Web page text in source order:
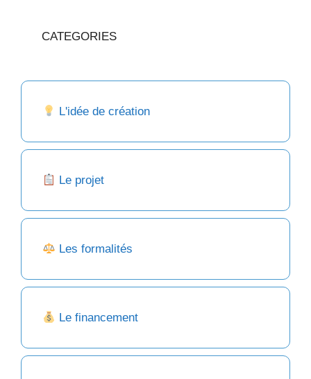
CATEGORIES
L'idée de création
Le projet
Les formalités
Le financement